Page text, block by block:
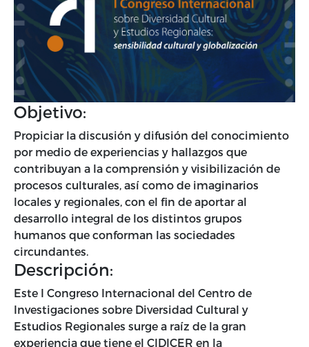
Objetivo:
Propiciar la discusión y difusión del conocimiento
por medio de experiencias y hallazgos que
contribuyan a la comprensión y visibilización de
procesos culturales, así como de imaginarios
locales y regionales, con el fin de aportar al
desarrollo integral de los distintos grupos
humanos que conforman las sociedades
circundantes.
Descripción:
Este I Congreso Internacional del Centro de
Investigaciones sobre Diversidad Cultural y
Estudios Regionales surge a raíz de la gran
experiencia que tiene el CIDICER en la